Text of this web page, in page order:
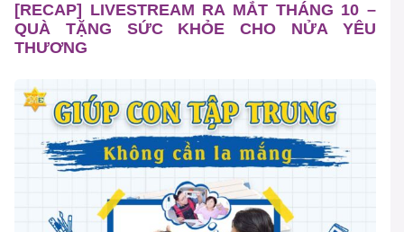
[RECAP] LIVESTREAM RA MẮT THÁNG 10 –
QUÀ TẶNG SỨC KHỎE CHO NỬA YÊU
THƯƠNG